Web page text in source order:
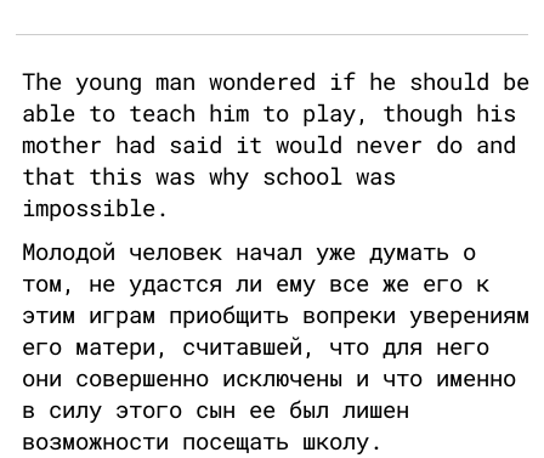
The young man wondered if he should be
able to teach him to play, though his
mother had said it would never do and
that this was why school was
impossible.
Молодой человек начал уже думать о
том, не удастся ли ему все же его к
этим играм приобщить вопреки уверениям
его матери, считавшей, что для него
они совершенно исключены и что именно
в силу этого сын ее был лишен
возможности посещать школу.